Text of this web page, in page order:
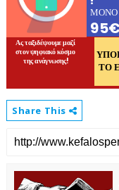
Share This